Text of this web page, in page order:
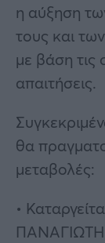
η αύξηση
τους και
με βάση τις
απαιτήσεις.
θα
μεταβολές: ​
•